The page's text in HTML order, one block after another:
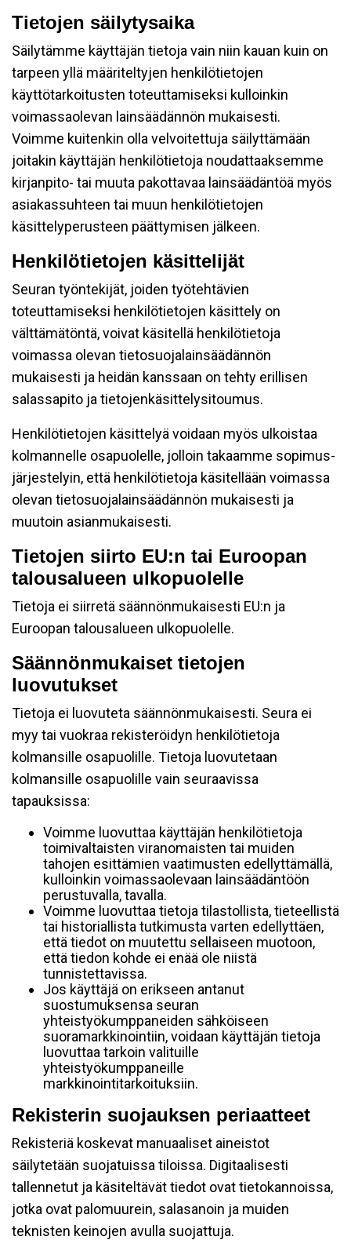
Tietojen säilytysaika
Säilytämme käyttäjän tietoja vain niin kauan kuin on
tarpeen yllä määriteltyjen henkilötietojen
käyttötarkoitusten toteuttamiseksi kulloinkin
voimassaolevan lainsäädännön mukaisesti.
Voimme kuitenkin olla velvoitettuja säilyttämään
joitakin käyttäjän henkilötietoja noudattaaksemme
kirjanpito- tai muuta pakottavaa lainsäädäntöä myös
asiakassuhteen tai muun henkilötietojen
käsittelyperusteen päättymisen jälkeen.
Henkilötietojen käsittelijät
Seuran työntekijät, joiden työtehtävien
toteuttamiseksi henkilötietojen käsittely on
välttämätöntä, voivat käsitellä henkilötietoja
voimassa olevan tietosuojalainsäädännön
mukaisesti ja heidän kanssaan on tehty erillisen
salassapito ja tietojenkäsittelysitoumus.
Henkilötietojen käsittelyä voidaan myös ulkoistaa
kolmannelle osapuolelle, jolloin takaamme sopimus-
järjestelyin, että henkilötietoja käsitellään voimassa
olevan tietosuojalainsäädännön mukaisesti ja
muutoin asianmukaisesti.
Tietojen siirto EU:n tai Euroopan
talousalueen ulkopuolelle
Tietoja ei siirretä säännönmukaisesti EU:n ja
Euroopan talousalueen ulkopuolelle.
Säännönmukaiset tietojen
luovutukset
Tietoja ei luovuteta säännönmukaisesti. Seura ei
myy tai vuokraa rekisteröidyn henkilötietoja
kolmansille osapuolille. Tietoja luovutetaan
kolmansille osapuolille vain seuraavissa
tapauksissa:
Voimme luovuttaa käyttäjän henkilötietoja
toimivaltaisten viranomaisten tai muiden
tahojen esittämien vaatimusten edellyttämällä,
kulloinkin voimassaolevaan lainsäädäntöön
perustuvalla, tavalla.
Voimme luovuttaa tietoja tilastollista, tieteellistä
tai historiallista tutkimusta varten edellyttäen,
että tiedot on muutettu sellaiseen muotoon,
että tiedon kohde ei enää ole niistä
tunnistettavissa.
Jos käyttäjä on erikseen antanut
suostumuksensa seuran
yhteistyökumppaneiden sähköiseen
suoramarkkinointiin, voidaan käyttäjän tietoja
luovuttaa tarkoin valituille
yhteistyökumppaneille
markkinointitarkoituksiin.
Rekisterin suojauksen periaatteet
Rekisteriä koskevat manuaaliset aineistot
säilytetään suojatuissa tiloissa. Digitaalisesti
tallennetut ja käsiteltävät tiedot ovat tietokannoissa,
jotka ovat palomuurein, salasanoin ja muiden
teknisten keinojen avulla suojattuja.